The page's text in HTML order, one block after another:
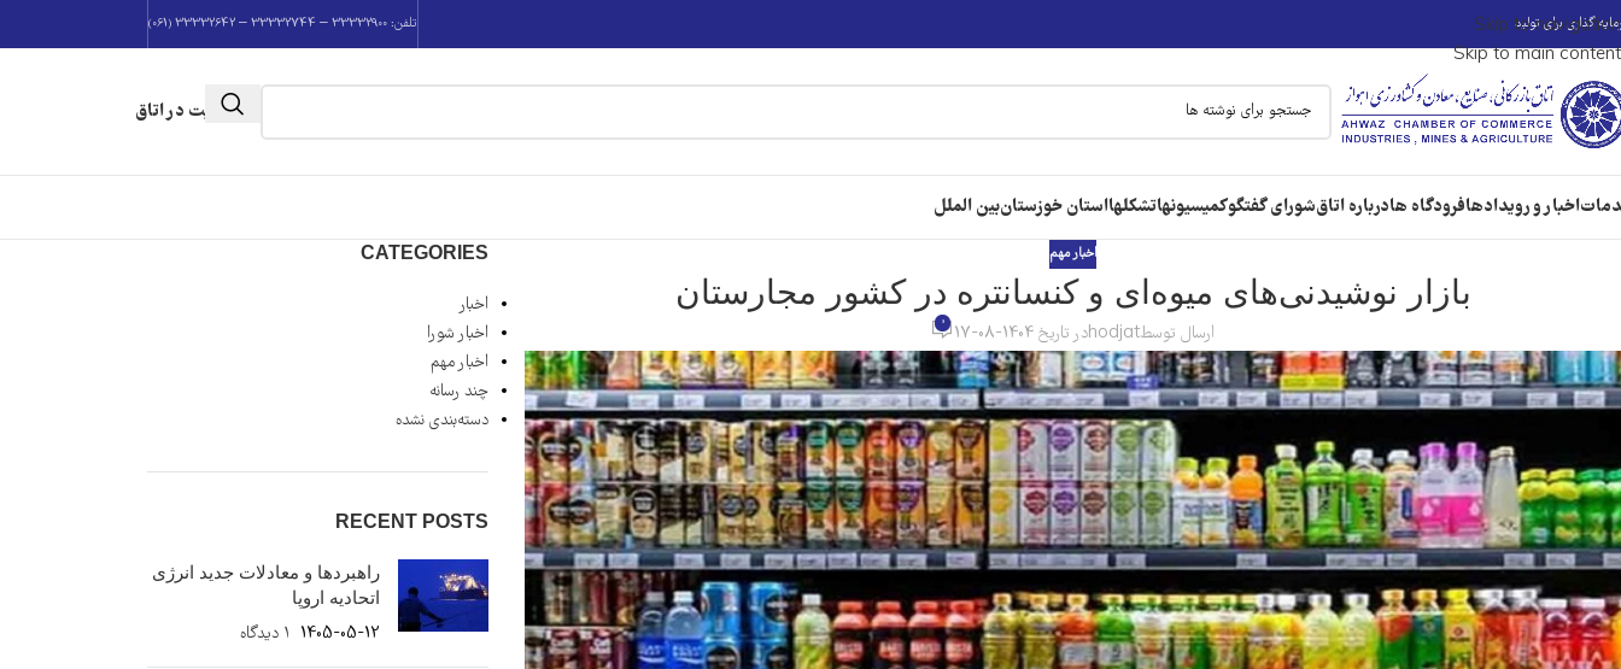
Skip to navigation
Skip to main content
گذاری برای تولید تلفن: 33332900 – 33332744 – 33332642 (061)
عضویت در اتاق
اخبار و رویدادهافرودگاه هادرباره اتاقشورای گفتگوکمیسیونهاتشکلهااستان خوزستانبین الملل
اخبار مهم
بازار نوشیدنی‌های میوه‌ای و کنسانتره در کشور مجارستان
ارسال توسطhodjatدر تاریخ 1404-08-17 0
CATEGORIES
اخبار
اخبار شورا
اخبار مهم
چند رسانه
دسته‌بندی نشده
RECENT POSTS
راهبردها و معادلات جدید انرژی
اتحادیه اروپا
1405-05-12 ۱ دیدگاه